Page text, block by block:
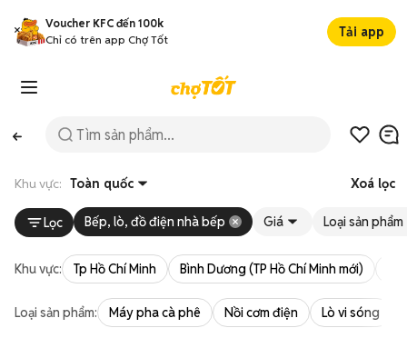
Voucher KFC đến 100k
Chỉ có trên app Chợ Tốt
Tải app
Khu vực: Toàn quốc Xoá lọc
Lọc Bếp, lò, đồ điện nhà bếp Giá Loại sản phẩm
Khu vực: Tp Hồ Chí Minh Bình Dương (TP Hồ Chí Minh mới)
Loại sản phẩm: Máy pha cà phê Nồi cơm điện Lò vi sóng